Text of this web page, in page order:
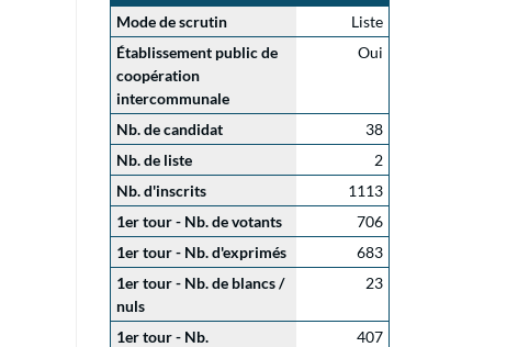
Mode de scrutin
Liste
Établissement public de
coopération
intercommunale
Oui
Nb. de candidat
38
Nb. de liste
2
Nb. d'inscrits
1113
1er tour - Nb. de votants
706
1er tour - Nb. d'exprimés
683
1er tour - Nb. de blancs /
nuls
23
1er tour - Nb.
407